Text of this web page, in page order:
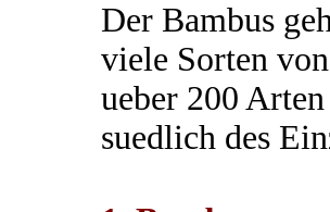
Der Bambus
viele Sorten
ueber 200
suedlich des